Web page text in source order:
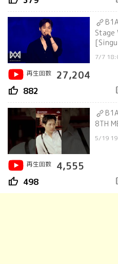
Stage
7/7
再生回数
27,204
thumb_up 882
8TH
5/19
再生回数 4,555
thumb_up 498